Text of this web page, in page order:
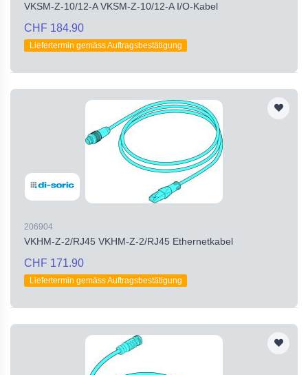
VKSM-Z-10/12-A VKSM-Z-10/12-A I/O-Kabel
CHF 184.90
Liefertermin gemäss Auftragsbestätigung
206904
VKHM-Z-2/RJ45 VKHM-Z-2/RJ45 Ethernetkabel
CHF 171.90
Liefertermin gemäss Auftragsbestätigung